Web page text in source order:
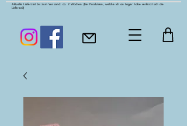
Aktuelle Lieferzeit bis zum Versand: ca. 2 Wochen (Bei Produkten, welche ich an Lager habe verkürzt sich die
Lieferzeit)